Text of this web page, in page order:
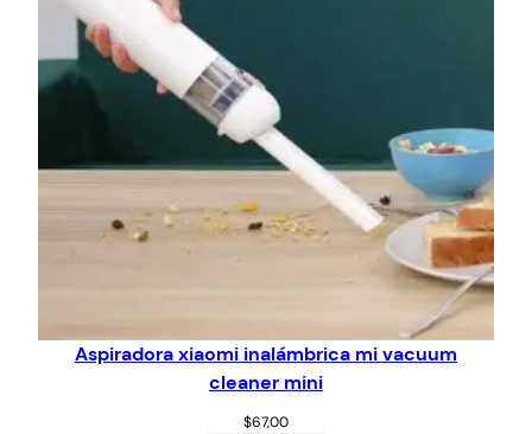
Aspiradora xiaomi inalámbrica mi vacuum
cleaner mini
$67,00